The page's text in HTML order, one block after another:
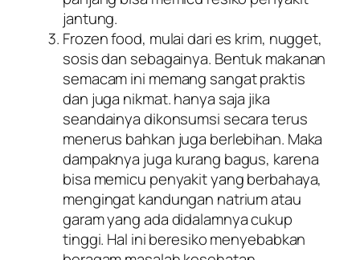
jantung.
Frozen food, mulai dari es krim, nugget,
sosis dan sebagainya. Bentuk makanan
semacam ini memang sangat praktis
dan juga nikmat. hanya saja jika
seandainya dikonsumsi secara terus
menerus bahkan juga berlebihan. Maka
dampaknya juga kurang bagus, karena
bisa memicu penyakit yang berbahaya,
mengingat kandungan natrium atau
garam yang ada didalamnya cukup
tinggi. Hal ini beresiko menyebabkan